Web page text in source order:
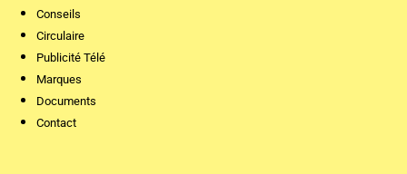
Conseils
Circulaire
Publicité Télé
Marques
Documents
Contact